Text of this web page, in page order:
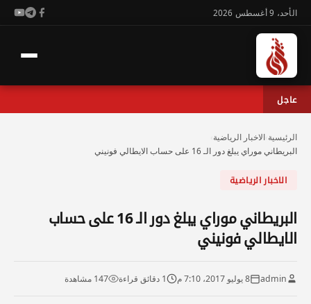
الأحد، 9 أغسطس 2026
عاجل
الرئيسية الاخبار الرياضية
البريطاني موراي يبلغ دور الـ 16 على حساب الايطالي فونيني
الاخبار الرياضية
البريطاني موراي يبلغ دور الـ 16 على حساب
الايطالي فونيني
admin 8 يوليو 2017، 7:10 م 1 دقائق قراءة 147 مشاهدة